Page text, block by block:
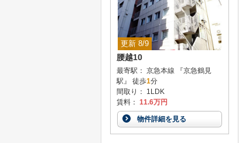
更新 8/9
腰越10
最寄駅： 京急本線 『京急鶴見
駅』 徒歩1分
間取り： 1LDK
賃料： 11.6万円
物件詳細を見る